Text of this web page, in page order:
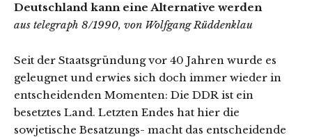
Deutschland kann eine Alternative werden
aus telegraph 8/1990, von Wolfgang Rüddenklau
Seit der Staatsgründung vor 40 Jahren wurde es
geleugnet und erwies sich doch immer wieder in
entscheidenden Momenten: Die DDR ist ein
besetztes Land. Letzten Endes hat hier die
sowjetische Besatzungs- macht das entscheidende